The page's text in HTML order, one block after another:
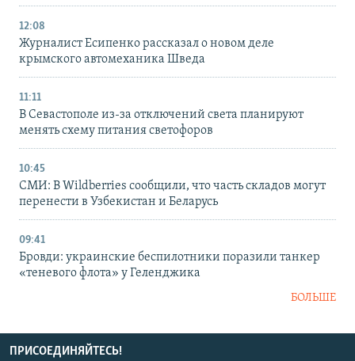
12:08
Журналист Есипенко рассказал о новом деле
крымского автомеханика Шведа
11:11
В Севастополе из-за отключений света планируют
менять схему питания светофоров
10:45
СМИ: В Wildberries сообщили, что часть складов могут
перенести в Узбекистан и Беларусь
09:41
Бровди: украинские беспилотники поразили танкер
«теневого флота» у Геленджика
БОЛЬШЕ
ПРИСОЕДИНЯЙТЕСЬ!